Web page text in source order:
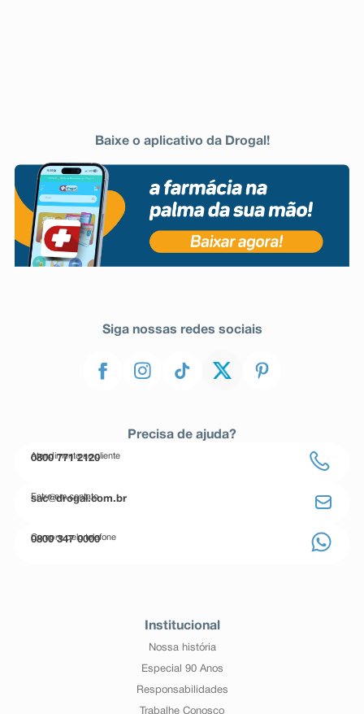
Baixe o aplicativo da Drogal!
Siga nossas redes sociais
Precisa de ajuda?
Atendimento ao cliente
0800 771 2120
Entre em contato
sac@drogal.com.br
Compre pelo telefone
0800 347 0000
Institucional
Nossa história
Especial 90 Anos
Responsabilidades
Trabalhe Conosco